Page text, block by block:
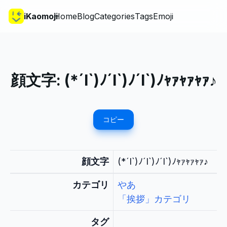
iKaomojiHomeBlogCategoriesTagsEmoji
顔文字: (*´Ι`)ﾉ´Ι`)ﾉ´Ι`)ﾉｬｧｬｧｬｧ♪
コピー
顔文字 (*´Ι`)ﾉ´Ι`)ﾉ´Ι`)ﾉｬｧｬｧｬｧ♪
カテゴリ
やあ
「挨拶」カテゴリ
タグ